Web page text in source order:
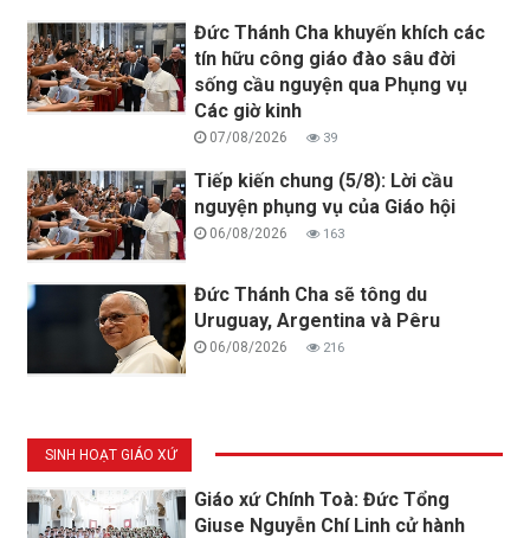
Đức Thánh Cha khuyến khích các
tín hữu công giáo đào sâu đời
sống cầu nguyện qua Phụng vụ
Các giờ kinh
07/08/2026 39
Tiếp kiến chung (5/8): Lời cầu
nguyện phụng vụ của Giáo hội
06/08/2026 163
Đức Thánh Cha sẽ tông du
Uruguay, Argentina và Pêru
06/08/2026 216
SINH HOẠT GIÁO XỨ
Giáo xứ Chính Toà: Đức Tổng
Giuse Nguyễn Chí Linh cử hành